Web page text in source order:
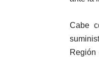
Cabe